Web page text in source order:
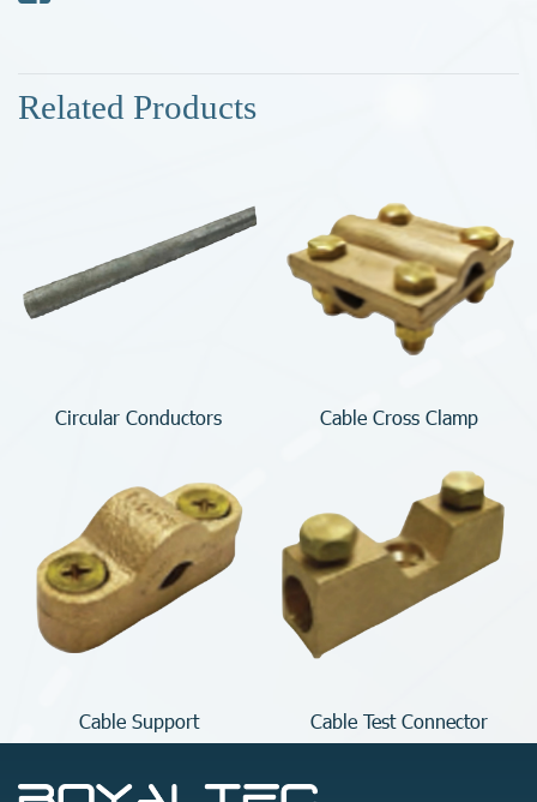
Related Products
Circular Conductors Cable Cross Clamp
Cable Support Cable Test Connector